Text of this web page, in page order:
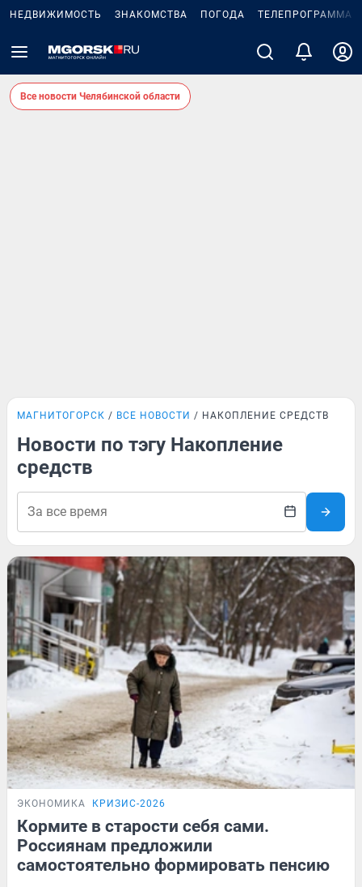
НЕДВИЖИМОСТЬ ЗНАКОМСТВА ПОГОДА ТЕЛЕПРОГРАММА
Все новости Челябинской области
МАГНИТОГОРСК ВСЕ НОВОСТИ НАКОПЛЕНИЕ СРЕДСТВ
Новости по тэгу Накопление
средств
ЭКОНОМИКА КРИЗИС-2026
Кормите в старости себя сами.
Россиянам предложили
самостоятельно формировать пенсию